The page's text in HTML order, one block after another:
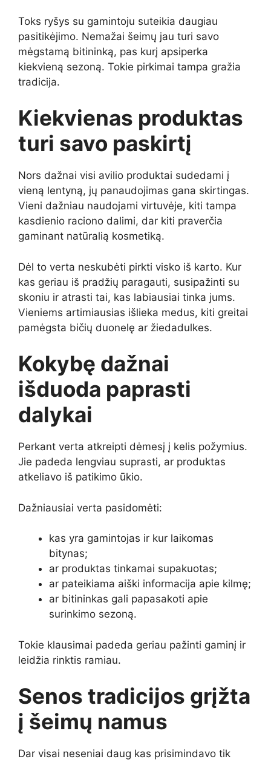
Toks ryšys su gamintoju suteikia daugiau
pasitikėjimo. Nemažai šeimų jau turi savo
mėgstamą bitininką, pas kurį apsiperka
kiekvieną sezoną. Tokie pirkimai tampa gražia
tradicija.
Kiekvienas produktas
turi savo paskirtį
Nors dažnai visi avilio produktai sudedami į
vieną lentyną, jų panaudojimas gana skirtingas.
Vieni dažniau naudojami virtuvėje, kiti tampa
kasdienio raciono dalimi, dar kiti praverčia
gaminant natūralią kosmetiką.
Dėl to verta neskubėti pirkti visko iš karto. Kur
kas geriau iš pradžių paragauti, susipažinti su
skoniu ir atrasti tai, kas labiausiai tinka jums.
Vieniems artimiausias išlieka medus, kiti greitai
pamėgsta bičių duonelę ar žiedadulkes.
Kokybę dažnai
išduoda paprasti
dalykai
Perkant verta atkreipti dėmesį į kelis požymius.
Jie padeda lengviau suprasti, ar produktas
atkeliavo iš patikimo ūkio.
Dažniausiai verta pasidomėti:
kas yra gamintojas ir kur laikomas
bitynas;
ar produktas tinkamai supakuotas;
ar pateikiama aiški informacija apie kilmę;
ar bitininkas gali papasakoti apie
surinkimo sezoną.
Tokie klausimai padeda geriau pažinti gaminį ir
leidžia rinktis ramiau.
Senos tradicijos grįžta
į šeimų namus
Dar visai neseniai daug kas prisimindavo tik